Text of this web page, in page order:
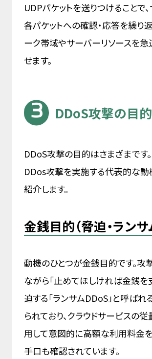
UDPパケットを送りつけることで
各パケットへの確認・応答を繰り返
ーク帯域やサーバーリソースを
せます。
DDoS攻撃の目的
DDoS攻撃の目的はさまざまです
DDos攻撃を実施する代表的な動
紹介します。
金銭目的（脅迫・ランサ
動機のひとつが金銭目的です。攻
ながら「止めてほしければ金銭を
迫する「ランサムDDoS」と呼ば
られており、クラウドサービスの
用して意図的に高額な利用料金
手口も確認されています。